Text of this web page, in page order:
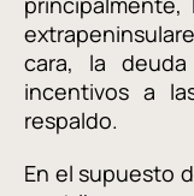
cara, la
incentivos a
respaldo.
En el supuesto